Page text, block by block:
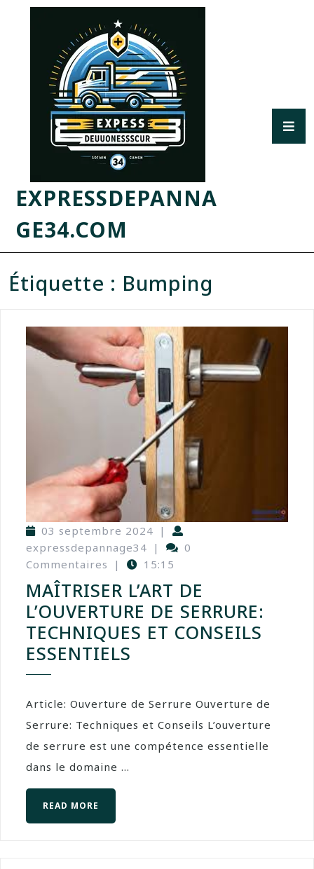
EXPRESSDEPANNA
GE34.COM
Étiquette : Bumping
03 septembre 2024 |
expressdepannage34 |
0
Commentaires
| 15:15
MAÎTRISER L’ART DE
L’OUVERTURE DE SERRURE:
TECHNIQUES ET CONSEILS
ESSENTIELS
Article: Ouverture de Serrure Ouverture de
Serrure: Techniques et Conseils L’ouverture
de serrure est une compétence essentielle
dans le domaine ...
READ MORE